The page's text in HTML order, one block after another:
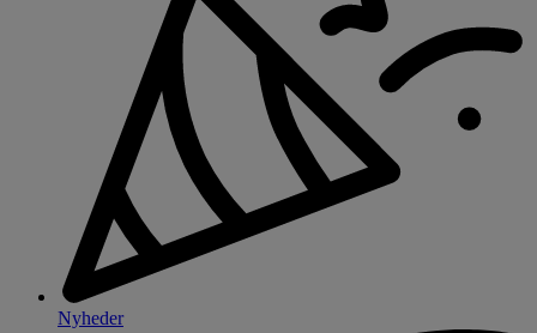
Nyheder